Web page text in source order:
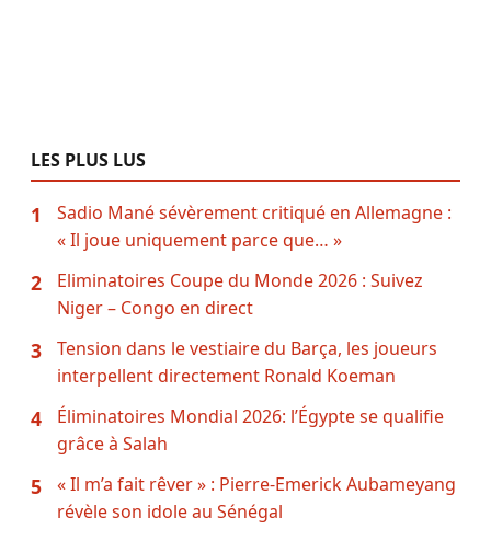
LES PLUS LUS
1
Sadio Mané sévèrement critiqué en Allemagne :
« Il joue uniquement parce que… »
2
Eliminatoires Coupe du Monde 2026 : Suivez
Niger – Congo en direct
3
Tension dans le vestiaire du Barça, les joueurs
interpellent directement Ronald Koeman
4
Éliminatoires Mondial 2026: l’Égypte se qualifie
grâce à Salah
5
« Il m’a fait rêver » : Pierre-Emerick Aubameyang
révèle son idole au Sénégal